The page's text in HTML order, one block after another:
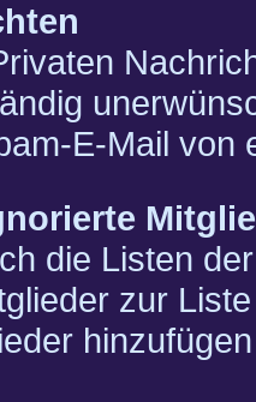
E-Mail von
die Listen
zur